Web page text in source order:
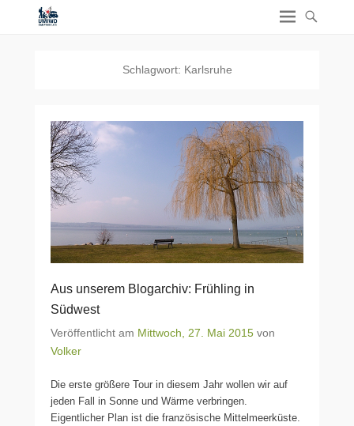
Schlagwort: Karlsruhe
Aus unserem Blogarchiv: Frühling in
Südwest
Veröffentlicht am Mittwoch, 27. Mai 2015 von
Volker
Die erste größere Tour in diesem Jahr wollen wir auf
jeden Fall in Sonne und Wärme verbringen.
Eigentlicher Plan ist die französische Mittelmeerküste.